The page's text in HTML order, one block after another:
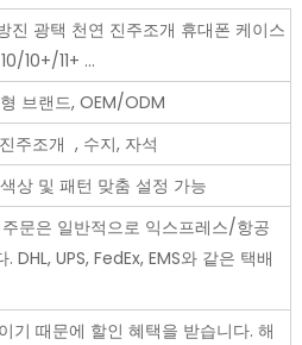
진 광택 천연 진주조개 휴대폰 케이스
10+/11+ ...
브랜드, OEM/ODM
주조개 , 수지, 자석
상 및 패턴 맞춤 설정 가능
문은 일반적으로 익스프레스/항공
DHL, UPS, FedEx, EMS와 같은 택배
기 때문에 할인 혜택을 받습니다. 해